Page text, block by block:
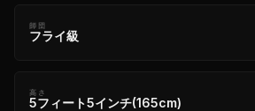
師団
フライ級
高さ
5フィート5インチ(165cm)